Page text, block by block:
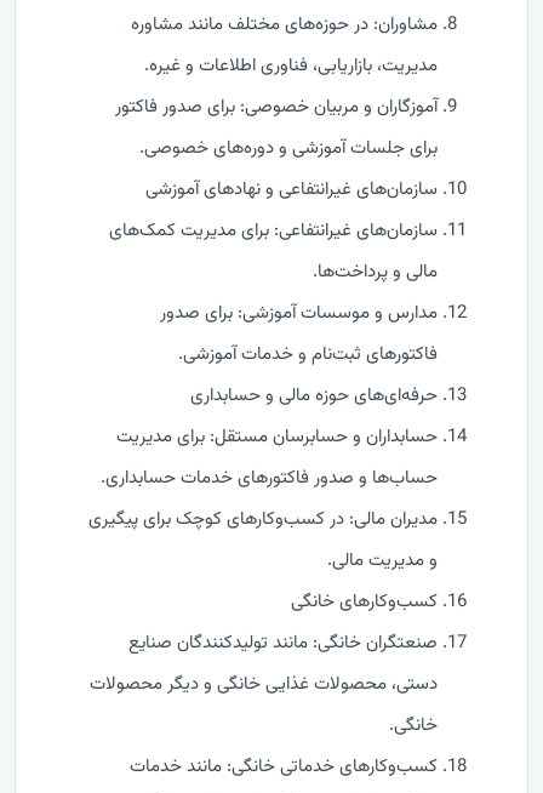
مشاوران: در حوزه‌های مختلف مانند مشاوره
مدیریت، بازاریابی، فناوری اطلاعات و غیره.
آموزگاران و مربیان خصوصی: برای صدور فاکتور
برای جلسات آموزشی و دوره‌های خصوصی.
سازمان‌های غیرانتفاعی و نهادهای آموزشی
سازمان‌های غیرانتفاعی: برای مدیریت کمک‌های
مالی و پرداخت‌ها.
مدارس و موسسات آموزشی: برای صدور
فاکتورهای ثبت‌نام و خدمات آموزشی.
حرفه‌ای‌های حوزه مالی و حسابداری
حسابداران و حسابرسان مستقل: برای مدیریت
حساب‌ها و صدور فاکتورهای خدمات حسابداری.
مدیران مالی: در کسب‌وکارهای کوچک برای پیگیری
و مدیریت مالی.
کسب‌وکارهای خانگی
صنعتگران خانگی: مانند تولیدکنندگان صنایع
دستی، محصولات غذایی خانگی و دیگر محصولات
خانگی.
کسب‌وکارهای خدماتی خانگی: مانند خدمات